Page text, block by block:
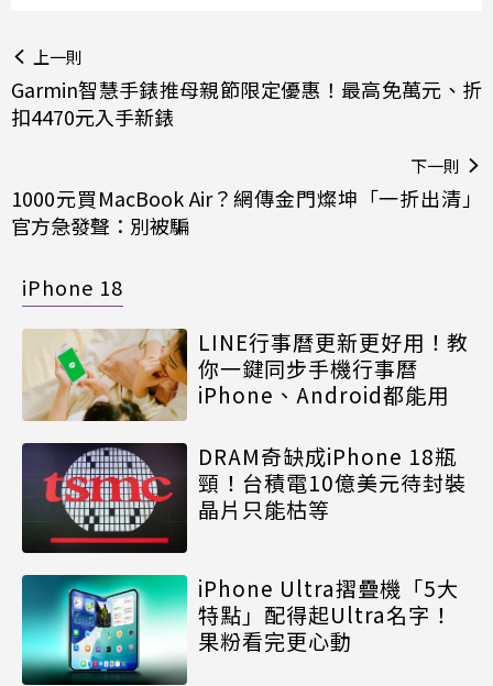
上一則
Garmin智慧手錶推母親節限定優惠！最高免萬元、折
扣4470元入手新錶
下一則
1000元買MacBook Air？網傳金門燦坤「一折出清」
官方急發聲：別被騙
iPhone 18
LINE行事曆更新更好用！教
你一鍵同步手機行事曆
iPhone、Android都能用
DRAM奇缺成iPhone 18瓶
頸！台積電10億美元待封裝
晶片只能枯等
iPhone Ultra摺疊機「5大
特點」配得起Ultra名字！
果粉看完更心動